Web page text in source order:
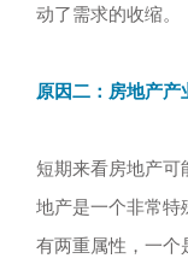
动了需求的收缩。
原因二：房地产产
短期来看房地产可
地产是一个非常
有两重属性，一个